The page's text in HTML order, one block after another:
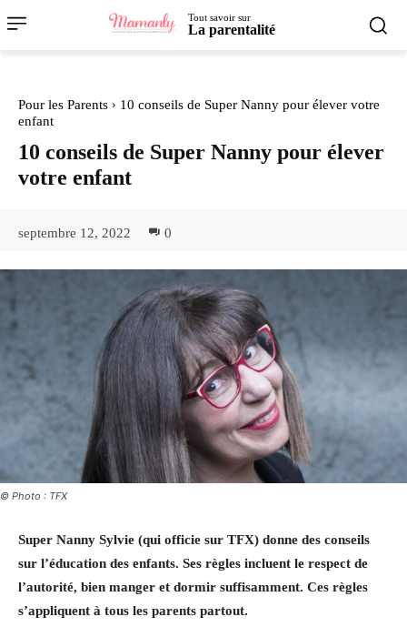
Tout savoir sur
La parentalité
Pour les Parents
10 conseils de Super Nanny pour élever votre
enfant
10 conseils de Super Nanny pour élever
votre enfant
septembre 12, 2022 0
© Photo : TFX
Super Nanny Sylvie (qui officie sur TFX) donne des conseils
sur l’éducation des enfants. Ses règles incluent le respect de
l’autorité, bien manger et dormir suffisamment. Ces règles
s’appliquent à tous les parents partout.